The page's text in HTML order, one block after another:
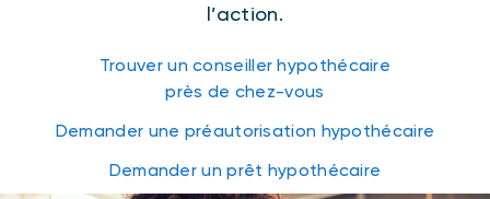
l’action.
Trouver un conseiller hypothécaire
près de chez-vous
Demander une préautorisation hypothécaire
Demander un prêt hypothécaire